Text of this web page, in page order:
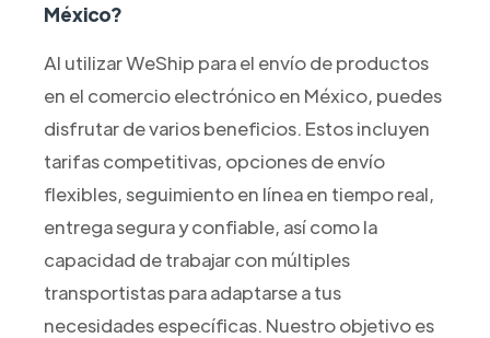
México?
Al utilizar WeShip para el envío de productos
en el comercio electrónico en México, puedes
disfrutar de varios beneficios. Estos incluyen
tarifas competitivas, opciones de envío
flexibles, seguimiento en línea en tiempo real,
entrega segura y confiable, así como la
capacidad de trabajar con múltiples
transportistas para adaptarse a tus
necesidades específicas. Nuestro objetivo es